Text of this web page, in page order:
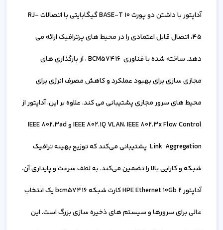
آداپتور با داشتن دو پورت BASE-T 10 گیگابایتی با اتصالات RJ-
45، اتصال قابل اعتمادی را در محیط های پرترافیک ارائه می
دهد. ساخته شده با فناوری BCM57416 ، از بارگذاری های
مجازی سازی برای بهبود عملکرد و کاهش مصرف انرژی برای
محیط های سرور مجازی پشتیبانی می کند. علاوه بر این، آداپتور از
IEEE 802.1Q VLAN، IEEE 802.3x Flow Control و IEEE 802.3ad
Link Aggregation پشتیبانی می‌کند که توزیع بهینه ترافیک
شبکه و کارایی بالا را تضمین می‌کند. به لطف سرعت و پایداری آن،
آداپتور HPE Ethernet 10Gb 2 کارت شبکه bcm57416 یک انتخاب
عالی برای سرورها و سیستم های ذخیره سازی بزرگ است. این